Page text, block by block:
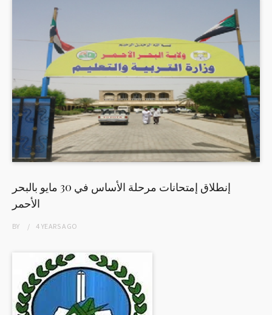
إنطلاق إمتحانات مرحلة الأساس في 30 مايو بالبحر
الأحمر
BY 4 YEARSAGO